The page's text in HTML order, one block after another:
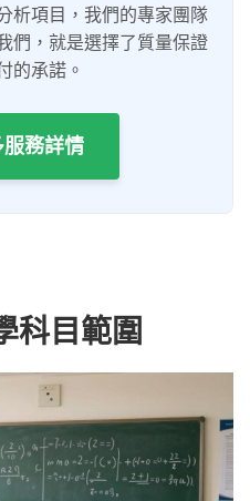
析項目，我們的專家團隊
們，就是選擇了質量保證
的承諾。
務詳情
科目範圍